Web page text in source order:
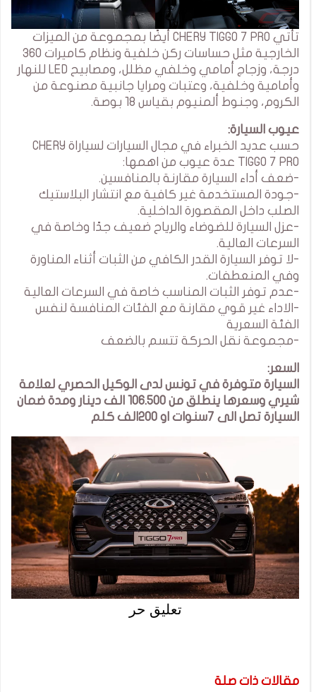
تأتي CHERY TIGGO 7 PRO أيضًا بمجموعة من الميزات
الخارجية مثل حساسات ركن خلفية ونظام كاميرات 360
درجة، وزجاج أمامي وخلفي مظلل، ومصابيح LED للنهار
وأمامية وخلفية، وعتبات ومرايا جانبية مصنوعة من
الكروم، وجنوط ألمنيوم بقياس 18 بوصة.
عيوب السيارة:
حسب عديد الخبراء في مجال السيارات لسياراة CHERY
TIGGO 7 PRO عدة عيوب من اهمها:
-ضعف أداء السيارة مقارنة بالمنافسين.
-جودة المستخدمة غير كافية مع انتشار البلاستيك
الصلب داخل المقصورة الداخلية.
-عزل السيارة للضوضاء والرياح ضعيف جدًا وخاصة في
السرعات العالية.
-لا توفر السيارة القدر الكافي من الثبات أثناء المناورة
وفي المنعطفات.
-عدم توفر الثبات المناسب خاصة في السرعات العالية
-الاداء غير قوي مقارنة مع الفئات المنافسة لنفس
الفئة السعرية
-مجموعة نقل الحركة تتسم بالضعف
السعر:
السيارة متوفرة في تونس لدى الوكيل الحصري لعلامة
شيري وسعرها ينطلق من 106.500 الف دينار ومدة ضمان
السيارة تصل الى 7سنوات او 200الف كلم
تعليق حر
مقالات ذات صلة